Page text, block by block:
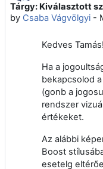
Tárgy: Kiválasztott
by Csaba Vágvölgyi -
Number of replies: 0
Kedves Tamás!
Ha a
bekapcsolod
(gonb a
rendszer
értékeket.
Az alábbi
Boost
esetelg